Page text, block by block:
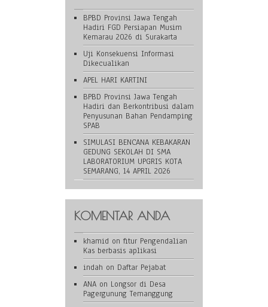
BPBD Provinsi Jawa Tengah
Hadiri FGD Persiapan Musim
Kemarau 2026 di Surakarta
Uji Konsekuensi Informasi
Dikecualikan
APEL HARI KARTINI
BPBD Provinsi Jawa Tengah
Hadiri dan Berkontribusi dalam
Penyusunan Bahan Pendamping
SPAB
SIMULASI BENCANA KEBAKARAN
GEDUNG SEKOLAH DI SMA
LABORATORIUM UPGRIS KOTA
SEMARANG, 14 APRIL 2026
KOMENTAR ANDA
khamid on fitur Pengendalian
Kas berbasis aplikasi
indah on Daftar Pejabat
ANA on Longsor di Desa
Pagergunung Temanggung